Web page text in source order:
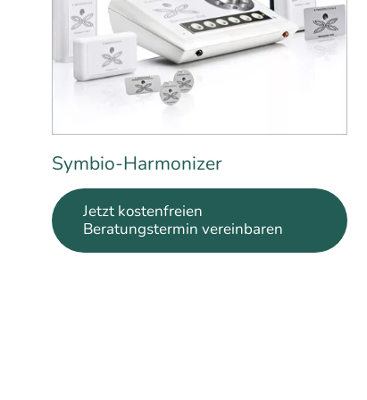
Symbio-Harmonizer
Jetzt kostenfreien
Beratungstermin vereinbaren